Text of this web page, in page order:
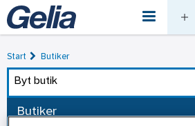
Start Butiker
Byt butik
Butiker